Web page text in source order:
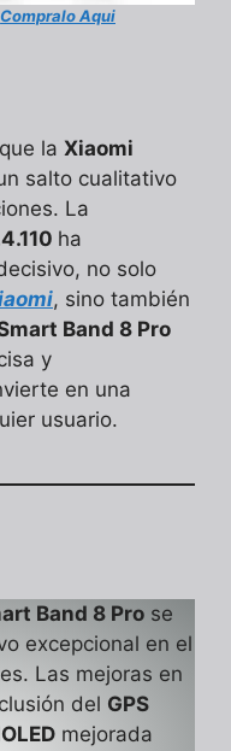
Compralo Aqui
la Xiaomi
salto cualitativo
La
ha
no solo
, sino también
Band 8 Pro
y
en una
usuario.
Band 8 Pro se
excepcional en el
Las mejoras en
del GPS
mejorada